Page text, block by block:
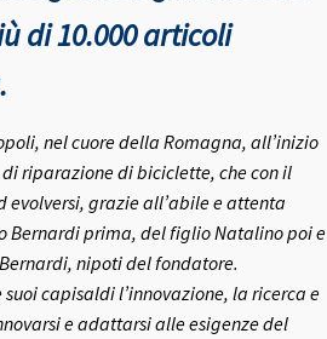
di 10.000 articoli
nel cuore della Romagna, all’inizio
riparazione di biciclette, che con il
evolversi, grazie all’abile e attenta
Bernardi prima, del figlio Natalino poi e
nipoti del fondatore.
capisaldi l’innovazione, la ricerca e
e adattarsi alle esigenze del